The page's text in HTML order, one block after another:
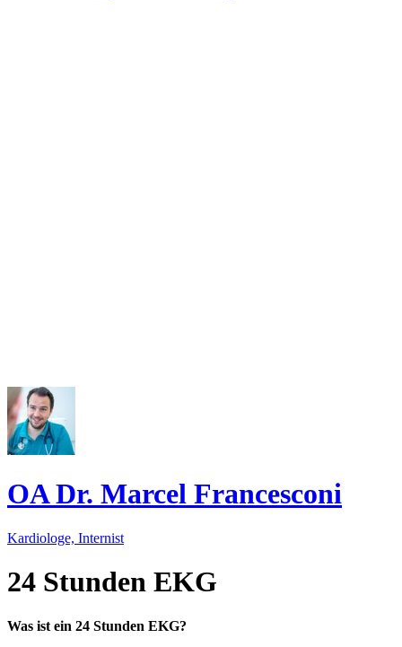
OA Dr. Marcel Francesconi
Kardiologe, Internist
24 Stunden EKG
Was ist ein 24 Stunden EKG?